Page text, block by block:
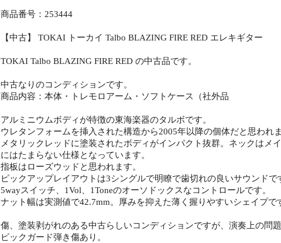
商品番号：253444
【中古】 TOKAI トーカイ Talbo BLAZING FIRE RED エレキギター
TOKAI Talbo BLAZING FIRE RED の中古品です。
中古なりのコンディションです。
商品内容：本体・トレモロアーム・ソフトケース（社外品
アルミニウムボディが特徴の東海楽器のタルボです。
ウレタンフォームを挿入された構造から2005年以降の個体だと思われま
メタリックレッドに塗装されたボディがインパクト抜群。ネックはメ
にはたまらない仕様となっています。
指板はローズウッドと思われます。
ピックアップレイアウトは3シングルで明瞭で歯切れの良いサウンドで
5wayスイッチ、1Vol、1Toneのオーソドックスなコントロールです。
ナット幅は実測値で42.7mm。厚みを抑えた薄く握りやすいシェイプで
傷、塗装剥がれのある中古らしいコンディションですが、演奏上の問題
ピックガード弾き傷あり。